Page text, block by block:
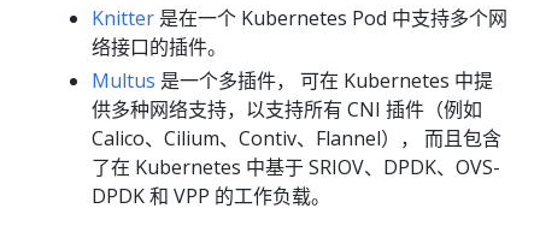
Knitter 是在一个 Kubernetes Pod 中支持多个网
络接口的插件。
Multus 是一个多插件， 可在 Kubernetes 中提
供多种网络支持，以支持所有 CNI 插件（例如
Calico、Cilium、Contiv、Flannel）， 而且包含
了在 Kubernetes 中基于 SRIOV、DPDK、OVS-
DPDK 和 VPP 的工作负载。